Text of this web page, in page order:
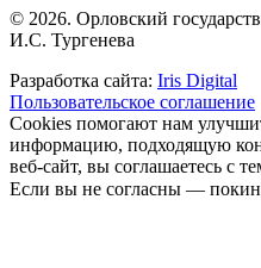
© 2026. Орловский
И.С. Тургенева
Разработка сайта: Iris Digital
Пользовательское соглашение
Cookies помогают нам
информацию, подходящую
веб-сайт, вы соглашаетесь с
Если вы не согласны —